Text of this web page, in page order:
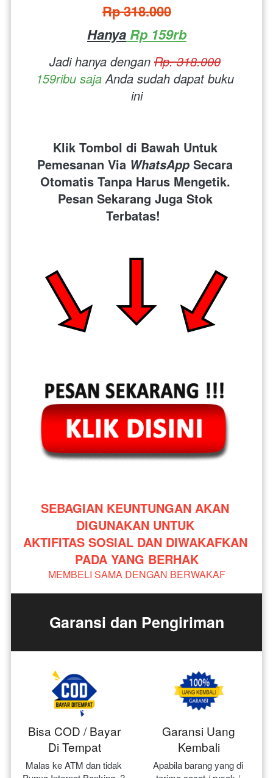
Rp 318.000
Hanya Rp 159rb
Jadi hanya dengan Rp. 318.000
159ribu saja Anda sudah dapat buku
ini
Klik Tombol di Bawah Untuk
Pemesanan Via WhatsApp Secara
Otomatis Tanpa Harus Mengetik.
Pesan Sekarang Juga Stok
Terbatas!
SEBAGIAN KEUNTUNGAN AKAN
DIGUNAKAN UNTUK
AKTIFITAS SOSIAL DAN DIWAKAFKAN
PADA YANG BERHAK
MEMBELI SAMA DENGAN BERWAKAF
Garansi dan Pengiriman
Bisa COD / Bayar
Di Tempat
Malas ke ATM dan tidak
Garansi Uang
Kembali
Apabila barang yang di